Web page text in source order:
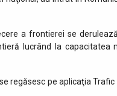
a frontierei se
lucrând la capacitatea
regăsesc pe aplicaţia